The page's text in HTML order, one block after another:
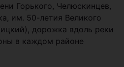
Горького, Челюскинцев,
им. 50-летия Великого
дорожка вдоль реки
в каждом районе